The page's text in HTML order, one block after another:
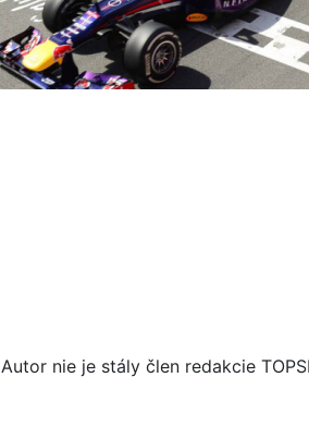
Autor nie je stály člen redakcie